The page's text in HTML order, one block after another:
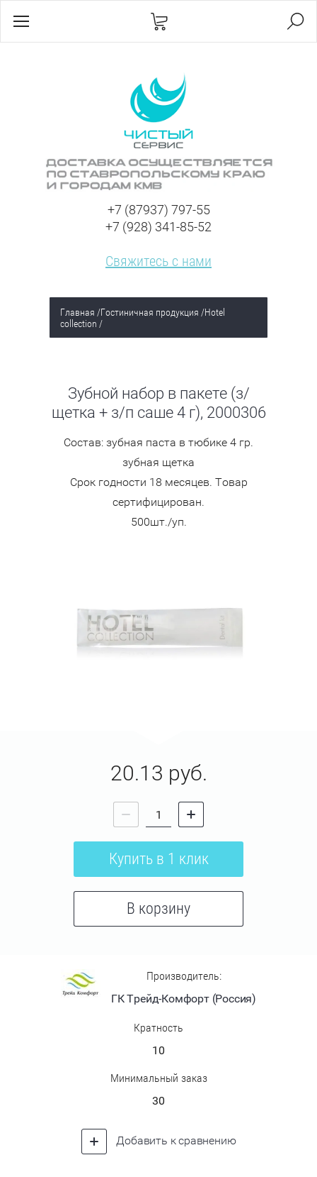
+7 (87937) 797-55
+7 (928) 341-85-52
Свяжитесь с нами
Главная /Гостиничная продукция /Hotel
collection /
Зубной набор в пакете (з/
щетка + з/п саше 4 г), 2000306
Состав: зубная паста в тюбике 4 гр.
зубная щетка
Срок годности 18 месяцев. Товар
сертифицирован.
500шт./уп.
20.13 руб.
Купить в 1 клик
В корзину
Производитель:
ГК Трейд-Комфорт (Россия)
Кратность
10
Минимальный заказ
30
Добавить к сравнению